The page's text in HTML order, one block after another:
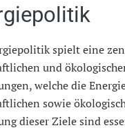
spielt eine
und
welche die
sowie
dieser Ziele sind